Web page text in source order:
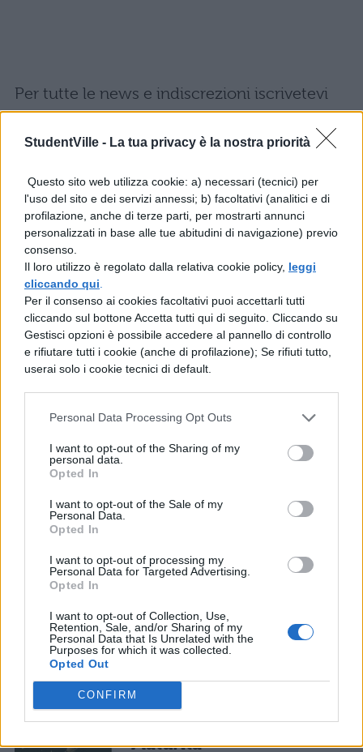
StudentVille - La tua privacy è la nostra priorità
Questo sito web utilizza cookie: a) necessari (tecnici) per
l'uso del sito e dei servizi annessi; b) facoltativi (analitici e di
profilazione, anche di terze parti, per mostrarti annunci
personalizzati in base alle tue abitudini di navigazione) previo
consenso.
Il loro utilizzo è regolato dalla relativa cookie policy, leggi
cliccando qui
Per il consenso ai cookies facoltativi puoi accettarli tutti
cliccando sul bottone Accetta tutti qui di seguito. Cliccando su
Gestisci opzioni è possibile accedere al pannello di controllo
e rifiutare tutti i cookie (anche di profilazione); Se rifiuti tutto,
userai solo i cookie tecnici di default.
Personal Data Processing Opt Outs
I want to opt-out of the Sharing of my
personal data.
Opted In
I want to opt-out of the Sale of my
Personal Data.
Opted In
I want to opt-out of processing my
Personal Data for Targeted Advertising.
Opted In
I want to opt-out of Collection, Use,
Retention, Sale, and/or Sharing of my
Personal Data that Is Unrelated with the
Purposes for which it was collected.
Opted Out
CONFIRM
Per tutte le news e indiscrezioni iscrivetevi
potrete seguire direttamente da Fb la
COMMENTI
La tua email sarà utilizzata per comunicarti se qualcuno risponde al tuo commento e non
sarà pubblicata. Dichiari di avere preso visione e di accettare quanto previsto dalla
salvi i tuoi dati (nome, email) per il prossimo commento.
Ho letto e acconsento l'
Acconsento all'uso dei miei dati da parte di terzi per finalità di
marketing diretto con modalità automatizzate o tradizionali
TI POTREBBE INTERESSARE
MATURITÀ
collegamenti per un
percorso alla Maturità
MATURITÀ
Tesina sull’Universo:
collegamenti per la
Maturità